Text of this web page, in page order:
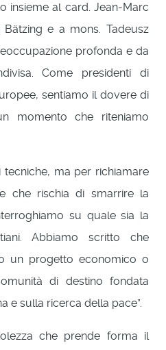
insieme al card. Jean-Marc
e a mons. Tadeusz
profonda e da
Come presidenti di
sentiamo il dovere di
momento che riteniamo
ma per richiamare
che rischia di smarrire la
su quale sia la
Abbiamo scritto che
un progetto economico o
di destino fondata
e sulla ricerca della pace”.
che prende forma il